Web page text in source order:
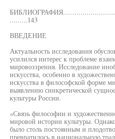
.........143
ВВЕДЕНИЕ
Актуальность исследования
усилился интерес к проблеме
мировоззрения. Исследование
искусства, особенно в
искусства в философской форме
выявлению синкретической
культуры России.
«Связь философии и
мировой истории культуры.
было столь постоянным и
превратилось в национальную